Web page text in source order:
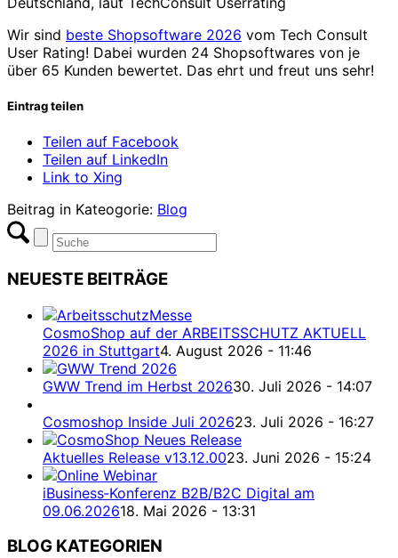
Wir sind beste Shopsoftware 2026 vom Tech Consult
User Rating! Dabei wurden 24 Shopsoftwares von je
über 65 Kunden bewertet. Das ehrt und freut uns sehr!
Eintrag teilen
Teilen auf Facebook
Teilen auf LinkedIn
Link to Xing
Beitrag in Kateogorie: Blog
NEUESTE BEITRÄGE
CosmoShop auf der ARBEITSSCHUTZ AKTUELL
2026 in Stuttgart4. August 2026 - 11:46
GWW Trend im Herbst 202630. Juli 2026 - 14:07
Cosmoshop Inside Juli 202623. Juli 2026 - 16:27
Aktuelles Release v13.12.0023. Juni 2026 - 15:24
iBusiness‑Konferenz B2B/B2C Digital am
09.06.202618. Mai 2026 - 13:31
BLOG KATEGORIEN